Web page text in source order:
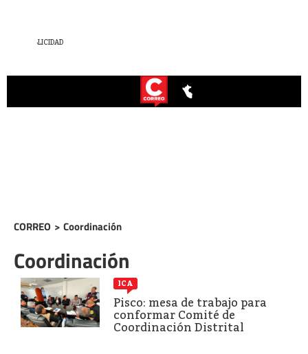
CORREO > Coordinación
Coordinación
ICA
Pisco: mesa de trabajo para
conformar Comité de
Coordinación Distrital